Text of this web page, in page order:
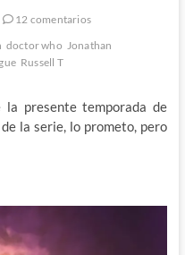
12 comentarios
doctor who Jonathan
Russell T
presente temporada de
la serie, lo prometo, pero